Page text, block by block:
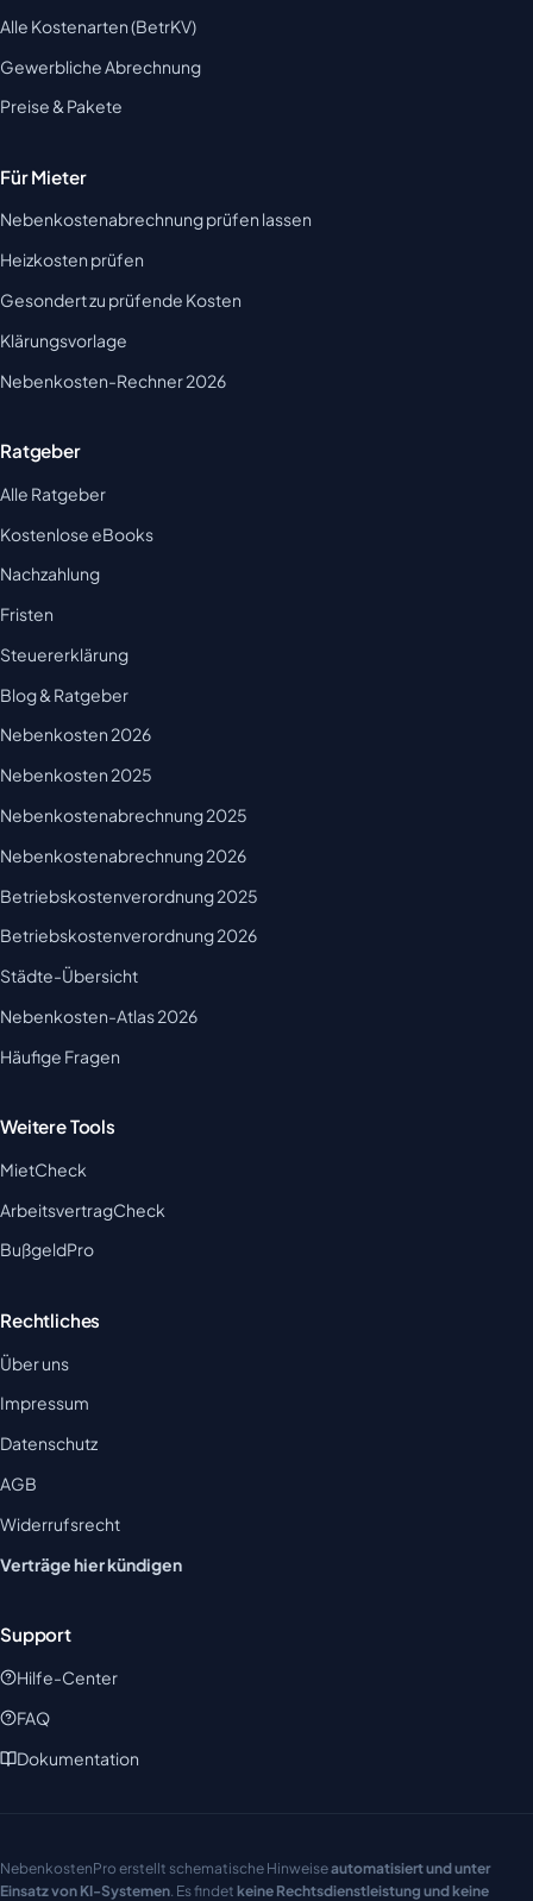
Alle Kostenarten (BetrKV)
Gewerbliche Abrechnung
Preise & Pakete
Für Mieter
Nebenkostenabrechnung prüfen lassen
Heizkosten prüfen
Gesondert zu prüfende Kosten
Klärungsvorlage
Nebenkosten-Rechner 2026
Ratgeber
Alle Ratgeber
Kostenlose eBooks
Nachzahlung
Fristen
Steuererklärung
Blog & Ratgeber
Nebenkosten 2026
Nebenkosten 2025
Nebenkostenabrechnung 2025
Nebenkostenabrechnung 2026
Betriebskostenverordnung 2025
Betriebskostenverordnung 2026
Städte-Übersicht
Nebenkosten-Atlas 2026
Häufige Fragen
Weitere Tools
MietCheck
ArbeitsvertragCheck
BußgeldPro
Rechtliches
Über uns
Impressum
Datenschutz
AGB
Widerrufsrecht
Verträge hier kündigen
Support
Hilfe-Center
FAQ
Dokumentation
NebenkostenPro erstellt schematische Hinweiseautomatisiert und unter
Einsatz von KI-Systemen . Es findet keine Rechtsdienstleistung und keine